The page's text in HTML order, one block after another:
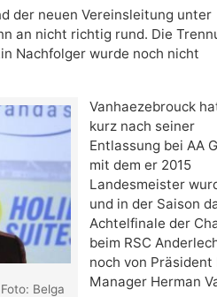
der neuen Vereinsleitung unter
an nicht richtig rund. Die
Nachfolger wurde noch nicht
Belga
Vanhaezebrouck
kurz nach seiner
Entlassung bei AA
mit dem er 2015
Landesmeister
und in der Saison
Achtelfinale der
beim RSC
noch von Präsident
Manager Herman